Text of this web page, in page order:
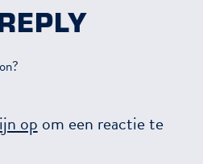
op om een reactie te